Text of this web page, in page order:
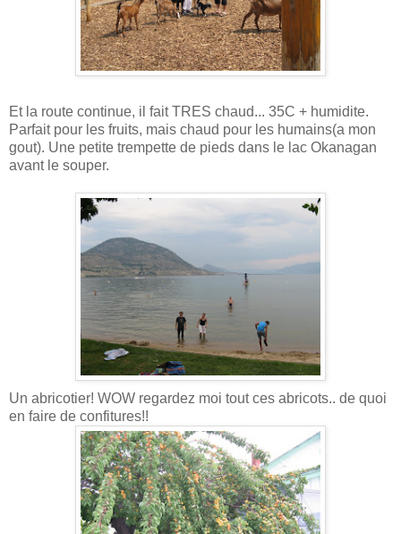
Et la route continue, il fait TRES chaud... 35C + humidite.
Parfait pour les fruits, mais chaud pour les humains(a mon
gout). Une petite trempette de pieds dans le lac Okanagan
avant le souper.
Un abricotier! WOW regardez moi tout ces abricots.. de quoi
en faire de confitures!!